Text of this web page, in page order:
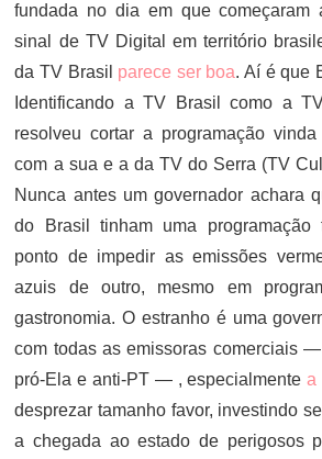
fundada no dia em que começaram
sinal de TV Digital em território
da TV Brasil parece ser boa. Aí é que
Identificando a TV Brasil como a
resolveu cortar a programação
com a sua e a da TV do Serra (TV
Nunca antes um governador achara
do Brasil tinham uma programação
ponto de impedir as emissões
azuis de outro, mesmo em
gastronomia. O estranho é uma
com todas as emissoras comerciais
pró-Ela e anti-PT — , especialmentea
desprezar tamanho favor, investindo
a chegada ao estado de perigosos